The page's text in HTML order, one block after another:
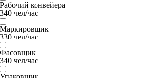
Рабочий конвейера
340 чел/час
Маркировщик
330 чел/час
Фасовщик
340 чел/час
Упаковщик